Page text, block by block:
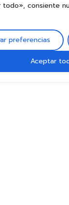
todo», consiente
preferencias
Aceptar